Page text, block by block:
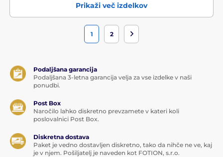
Prikaži več izdelkov
1 2
Podaljšana garancija
Podaljšana 3-letna garancija velja za vse izdelke v naši
ponudbi.
Post Box
Naročilo lahko diskretno prevzamete v kateri koli
poslovalnici Post Box.
Diskretna dostava
Paket je vedno dostavljen diskretno, tako da nihče ne ve, kaj
je v njem. Pošiljatelj je naveden kot FOTION, s.r.o.